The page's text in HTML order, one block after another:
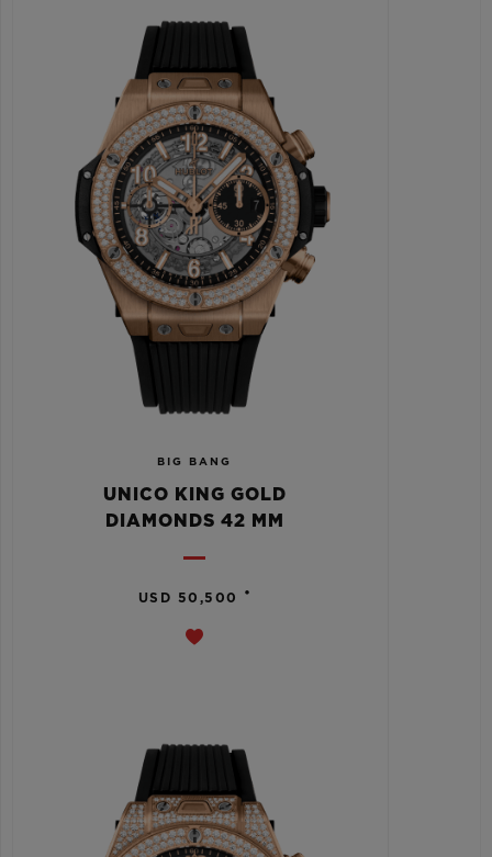
BIG BANG
UNICO KING GOLD
DIAMONDS 42 MM
USD 50,500 •